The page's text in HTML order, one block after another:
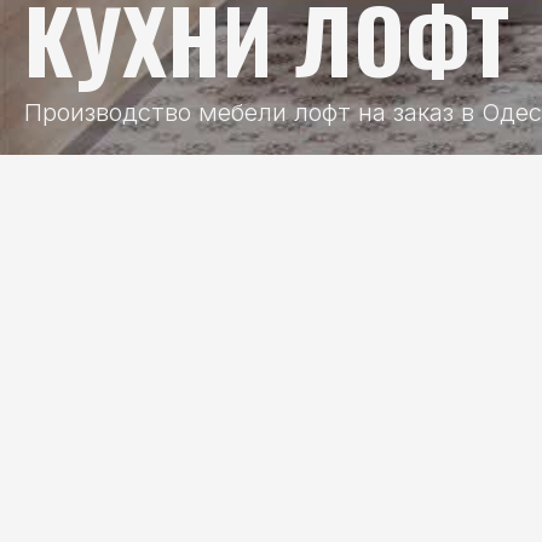
КУХНИ ЛОФТ
Производство мебели лофт на заказ в